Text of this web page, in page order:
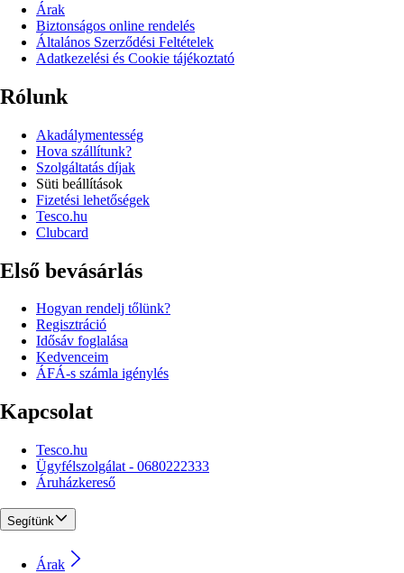
Árak
Biztonságos online rendelés
Általános Szerződési Feltételek
Adatkezelési és Cookie tájékoztató
Rólunk
Akadálymentesség
Hova szállítunk?
Szolgáltatás díjak
Süti beállítások
Fizetési lehetőségek
Tesco.hu
Clubcard
Első bevásárlás
Hogyan rendelj tőlünk?
Regisztráció
Idősáv foglalása
Kedvenceim
ÁFÁ-s számla igénylés
Kapcsolat
Tesco.hu
Ügyfélszolgálat - 0680222333
Áruházkereső
Segítünk
Árak